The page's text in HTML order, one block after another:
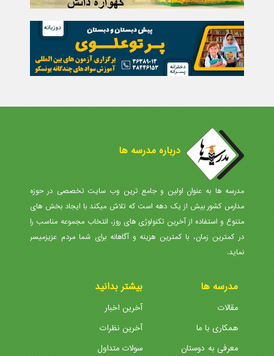
درباره مدرسه ها
مدرسه ها به عنوان اولین و جامع ترین وب سایت تخصصی در حوزه
مدارس کشور بیش از یک دهه است که تلاش میکند با ایجاد بخش های
متنوع و استفاده از آخرین تکنولوژی های روز، انتخاب مجموعه مناسب را
در کمترین زمان، با کمترین هزینه و آگاهانه برای شما مردم عزیزمیسر
نماید.
مدرسه ها
مقالات
همکاری با ما
معرفی به دوستان
بیشتر بدانید
آخرین اخبار
آخرین نظرات
سولات متداول